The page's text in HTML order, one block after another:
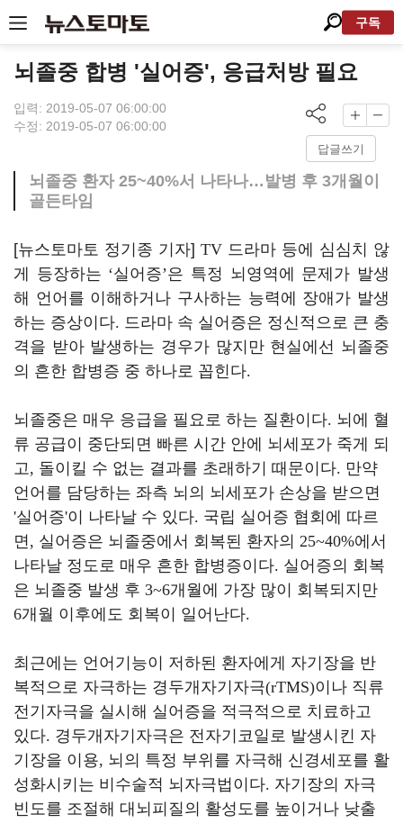
구독
뇌졸중 합병 '실어증', 응급처방 필요
입력: 2019-05-07 06:00:00
수정: 2019-05-07 06:00:00
답글쓰기
뇌졸중 환자 25~40%서 나타나…발병 후 3개월이
골든타임
[뉴스토마토 정기종 기자] TV 드라마 등에 심심치 않
게 등장하는 ‘실어증’은 특정 뇌영역에 문제가 발생
해 언어를 이해하거나 구사하는 능력에 장애가 발생
하는 증상이다. 드라마 속 실어증은 정신적으로 큰 충
격을 받아 발생하는 경우가 많지만 현실에선 뇌졸중
의 흔한 합병증 중 하나로 꼽힌다.
뇌졸중은 매우 응급을 필요로 하는 질환이다. 뇌에 혈
류 공급이 중단되면 빠른 시간 안에 뇌세포가 죽게 되
고, 돌이킬 수 없는 결과를 초래하기 때문이다. 만약
언어를 담당하는 좌측 뇌의 뇌세포가 손상을 받으면
'실어증'이 나타날 수 있다. 국립 실어증 협회에 따르
면, 실어증은 뇌졸중에서 회복된 환자의 25~40%에서
나타날 정도로 매우 흔한 합병증이다. 실어증의 회복
은 뇌졸중 발생 후 3~6개월에 가장 많이 회복되지만
6개월 이후에도 회복이 일어난다.
최근에는 언어기능이 저하된 환자에게 자기장을 반
복적으로 자극하는 경두개자기자극(rTMS)이나 직류
전기자극을 실시해 실어증을 적극적으로 치료하고
있다. 경두개자기자극은 전자기코일로 발생시킨 자
기장을 이용, 뇌의 특정 부위를 자극해 신경세포를 활
성화시키는 비수술적 뇌자극법이다. 자기장의 자극
빈도를 조절해 대뇌피질의 활성도를 높이거나 낮출